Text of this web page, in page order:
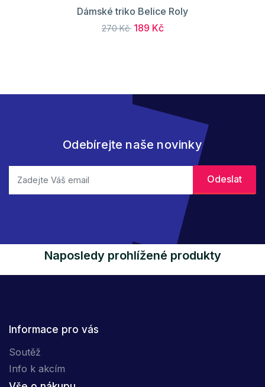
Dámské triko Belice Roly
270 Kč 189 Kč
Odebírejte naše novinky
Naposledy prohlížené produkty
Informace pro vás
Soutěž
Info k akcím